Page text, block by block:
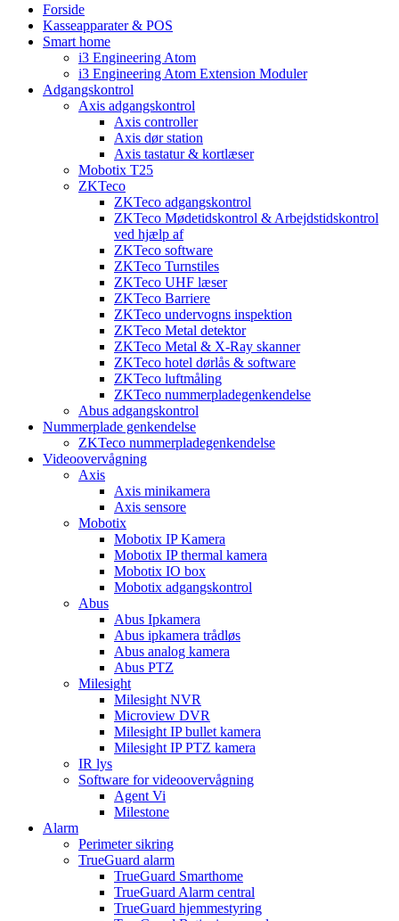
Forside
Kasseapparater & POS
Smart home
i3 Engineering Atom
i3 Engineering Atom Extension Moduler
Adgangskontrol
Axis adgangskontrol
Axis controller
Axis dør station
Axis tastatur & kortlæser
Mobotix T25
ZKTeco
ZKTeco adgangskontrol
ZKTeco Mødetidskontrol & Arbejdstidskontrol
ved hjælp af
ZKTeco software
ZKTeco Turnstiles
ZKTeco UHF læser
ZKTeco Barriere
ZKTeco undervogns inspektion
ZKTeco Metal detektor
ZKTeco Metal & X-Ray skanner
ZKTeco hotel dørlås & software
ZKTeco luftmåling
ZKTeco nummerpladegenkendelse
Abus adgangskontrol
Nummerplade genkendelse
ZKTeco nummerpladegenkendelse
Videoovervågning
Axis
Axis minikamera
Axis sensore
Mobotix
Mobotix IP Kamera
Mobotix IP thermal kamera
Mobotix IO box
Mobotix adgangskontrol
Abus
Abus Ipkamera
Abus ipkamera trådløs
Abus analog kamera
Abus PTZ
Milesight
Milesight NVR
Microview DVR
Milesight IP bullet kamera
Milesight IP PTZ kamera
IR lys
Software for videoovervågning
Agent Vi
Milestone
Alarm
Perimeter sikring
TrueGuard alarm
TrueGuard Smarthome
TrueGuard Alarm central
TrueGuard hjemmestyring